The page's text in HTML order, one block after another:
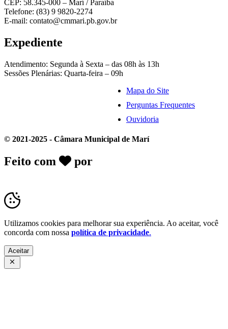
CEP: 58.345-000 – Marí / Paraíba
Telefone: (83) 9 9820-2274
E-mail: contato@cmmari.pb.gov.br
Expediente
Atendimento: Segunda à Sexta – das 08h às 13h
Sessões Plenárias: Quarta-feira – 09h
Mapa do Site
Perguntas Frequentes
Ouvidoria
© 2021-2025 - Câmara Municipal de Marí
Feito com por
Utilizamos cookies para melhorar sua experiência. Ao aceitar, você
concorda com nossa política de privacidade.
Aceitar